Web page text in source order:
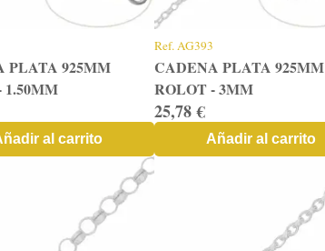
PLATA 925MM
1.50MM
al carrito
Ref.AG393
CADENA PLATA 925MM
ROLOT - 3MM
25,78 €
Añadir al carrito